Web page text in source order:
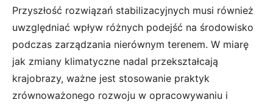
Przyszłość rozwiązań stabilizacyjnych musi również
uwzględniać wpływ różnych podejść na środowisko
podczas zarządzania nierównym terenem. W miarę
jak zmiany klimatyczne nadal przekształcają
krajobrazy, ważne jest stosowanie praktyk
zrównoważonego rozwoju w opracowywaniu i